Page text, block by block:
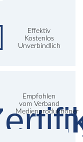
Effektiv
Kostenlos
Unverbindlich
Empfohlen
vom Verband
Medienproduktioner